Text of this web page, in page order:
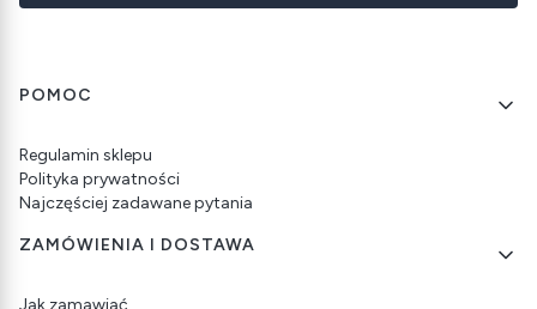
Linki w stopce
POMOC
Regulamin sklepu
Polityka prywatności
Najczęściej zadawane pytania
ZAMÓWIENIA I DOSTAWA